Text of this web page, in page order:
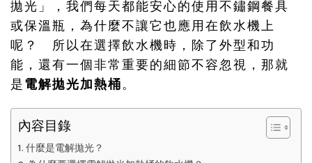
拋光」，我們每天都能安心的使用不鏽鋼餐具
或保溫瓶，為什麼不讓它也應用在飲水機上
呢？ 所以在選擇飲水機時，除了外型和功
能，還有一個非常重要的細節不容忽視，那就
是電解拋光加熱桶。
內容目錄
什麼是電解拋光？